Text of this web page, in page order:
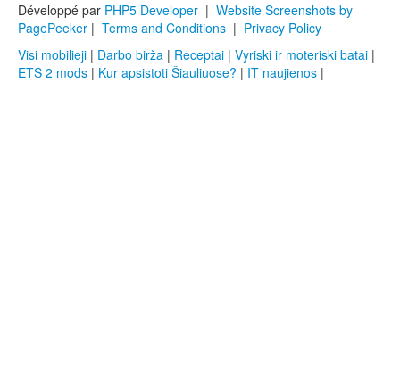
Développé par PHP5 Developer | Website Screenshots by
PagePeeker | Terms and Conditions | Privacy Policy
Visi mobilieji | Darbo birža | Receptai | Vyriski ir moteriski batai |
ETS 2 mods | Kur apsistoti Šiauliuose? | IT naujienos |